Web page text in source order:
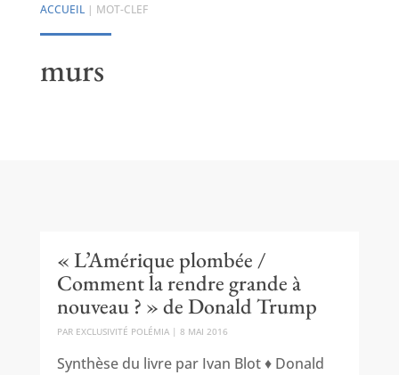
ACCUEIL| MOT-CLEF
murs
« L’Amérique plombée /
Comment la rendre grande à
nouveau ? » de Donald Trump
PAR EXCLUSIVITÉ POLÉMIA| 8 MAI 2016
Synthèse du livre par Ivan Blot ♦ Donald